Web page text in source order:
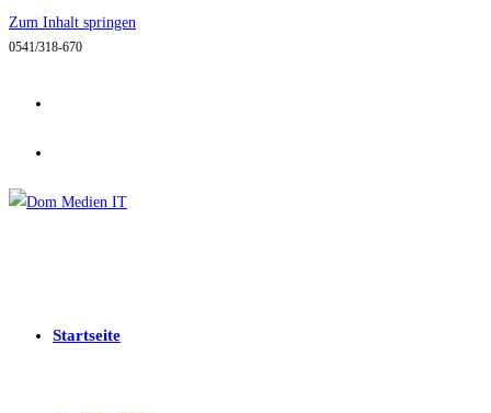
Zum Inhalt springen
0541/318-670
Startseite